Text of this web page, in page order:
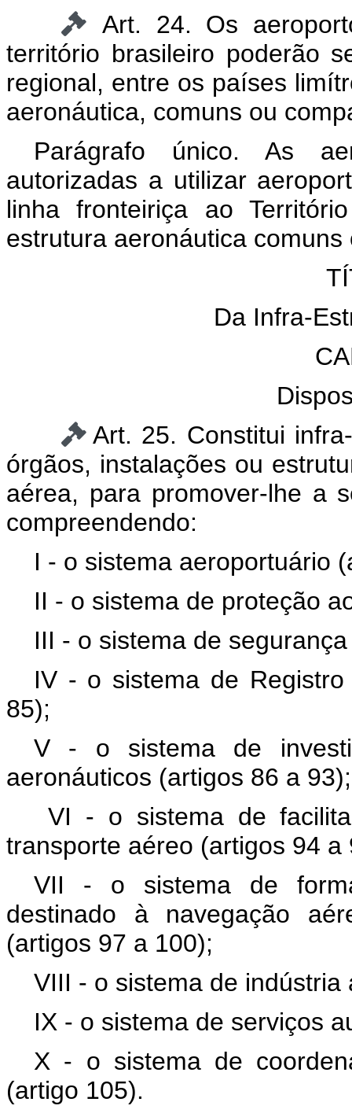
Art. 24. Os
território brasileiro poderão
regional, entre os países
aeronáutica, comuns ou
Parágrafo único. As
autorizadas a utilizar
linha fronteiriça ao
estrutura aeronáutica
Da Infra-
Art. 25. Constitui
órgãos, instalações ou
aérea, para promover-lhe a
compreendendo:
I - o sistema aeroportuário
II - o sistema de proteção
III - o sistema de
IV - o sistema de
85);
V - o sistema de
aeronáuticos (artigos 86 a 93);
VI - o sistema de
transporte aéreo (artigos 94 a
VII - o sistema de
destinado à navegação
(artigos 97 a 100);
VIII - o sistema de
IX - o sistema de serviços
X - o sistema de
(artigo 105).